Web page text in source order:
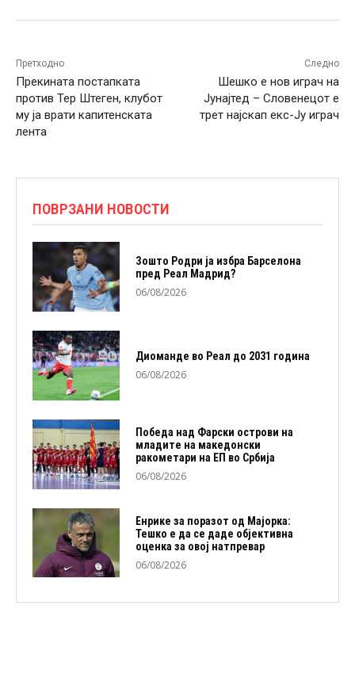
Претходно
Прекината постапката
против Тер Штеген, клубот
му ја врати капитенската
лента
Следно
Шешко е нов играч на
Јунајтед – Словенецот е
трет најскап екс-Ју играч
ПОВРЗАНИ НОВОСТИ
Зошто Родри ја избра Барселона
пред Реал Мадрид?
06/08/2026
Диоманде во Реал до 2031 година
06/08/2026
Победа над Фарски острови на
младите на македонски
ракометари на ЕП во Србија
06/08/2026
Енрике за поразот од Мајорка:
Тешко е да се даде објективна
оценка за овој натпревар
06/08/2026